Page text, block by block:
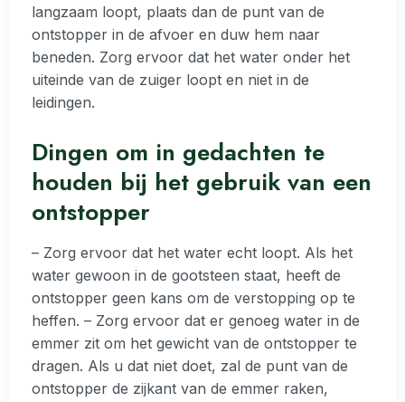
langzaam loopt, plaats dan de punt van de
ontstopper in de afvoer en duw hem naar
beneden. Zorg ervoor dat het water onder het
uiteinde van de zuiger loopt en niet in de
leidingen.
Dingen om in gedachten te
houden bij het gebruik van een
ontstopper
– Zorg ervoor dat het water echt loopt. Als het
water gewoon in de gootsteen staat, heeft de
ontstopper geen kans om de verstopping op te
heffen. – Zorg ervoor dat er genoeg water in de
emmer zit om het gewicht van de ontstopper te
dragen. Als u dat niet doet, zal de punt van de
ontstopper de zijkant van de emmer raken,